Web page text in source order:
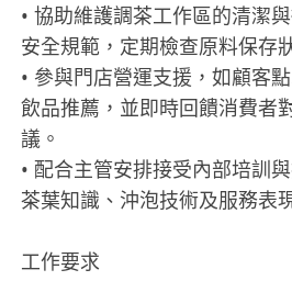
• 協助維護調茶工作區的清潔
安全規範，定期檢查原料保存
• 參與門店營運支援，如顧客
飲品推薦，並即時回饋消費者
議。
• 配合主管安排接受內部培訓
茶葉知識、沖泡技術及服務表
工作要求